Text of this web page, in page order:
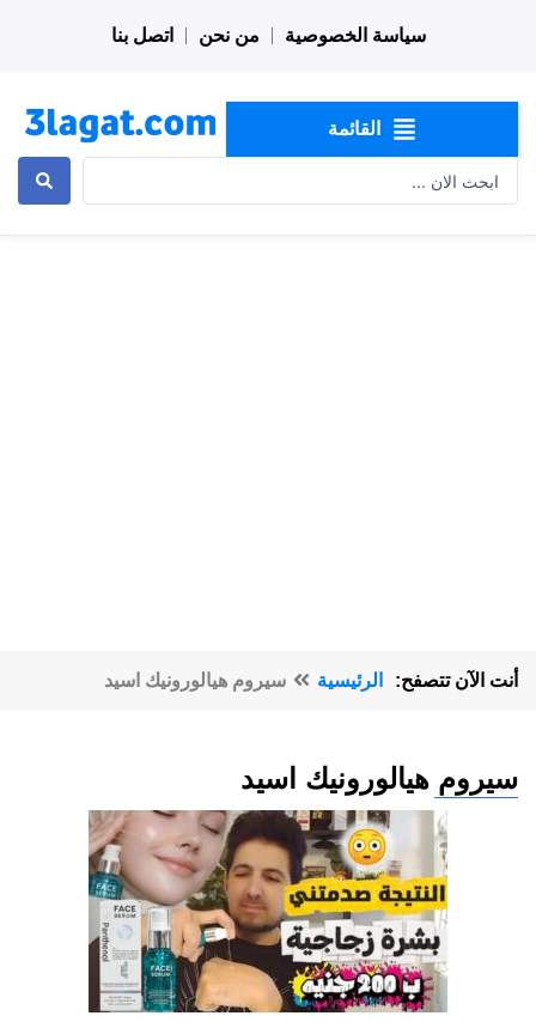
سياسة الخصوصية من نحن اتصل بنا
القائمة
أنت الآن تتصفح: الرئيسية سيروم هيالورونيك اسيد
سيروم هيالورونيك اسيد